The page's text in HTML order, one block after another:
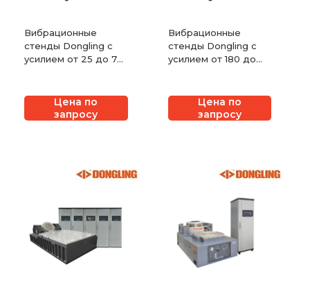
Вибрационные
стенды Dongling с
усилием от 25 до 70
Цена по
запросу
Вибрационные
стенды Dongling с
усилием от 180 до
Цена по
запросу